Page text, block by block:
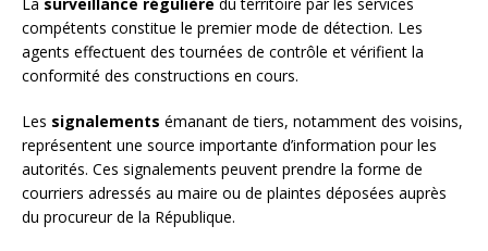
compétents constitue le premier mode de détection. Les
agents effectuent des tournées de contrôle et vérifient la
conformité des constructions en cours.
Les signalements émanant de tiers, notamment des voisins,
représentent une source importante d’information pour les
autorités. Ces signalements peuvent prendre la forme de
courriers adressés au maire ou de plaintes déposées auprès
du procureur de la République.